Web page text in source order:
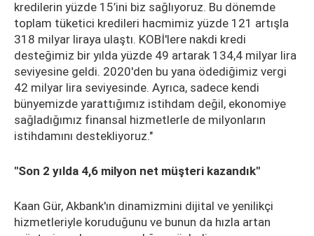
kredilerin yüzde 15’ini biz sağlıyoruz. Bu dönemde
toplam tüketici kredileri hacmimiz yüzde 121 artışla
318 milyar liraya ulaştı. KOBİ'lere nakdi kredi
desteğimiz bir yılda yüzde 49 artarak 134,4 milyar lira
seviyesine geldi. 2020'den bu yana ödediğimiz vergi
42 milyar lira seviyesinde. Ayrıca, sadece kendi
bünyemizde yarattığımız istihdam değil, ekonomiye
sağladığımız finansal hizmetlerle de milyonların
istihdamını destekliyoruz."
"Son 2 yılda 4,6 milyon net müşteri kazandık"
Kaan Gür, Akbank'ın dinamizmini dijital ve yenilikçi
hizmetleriyle koruduğunu ve bunun da hızla artan